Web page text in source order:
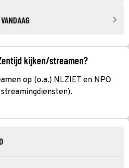
kijken/streamen?
op (o.a.) NLZIET en NPO